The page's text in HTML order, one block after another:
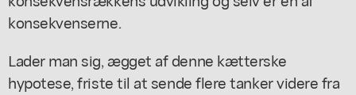
konsekvenserne.
Lader man sig, ægget af denne kætterske
hypotese, friste til at sende flere tanker videre fra